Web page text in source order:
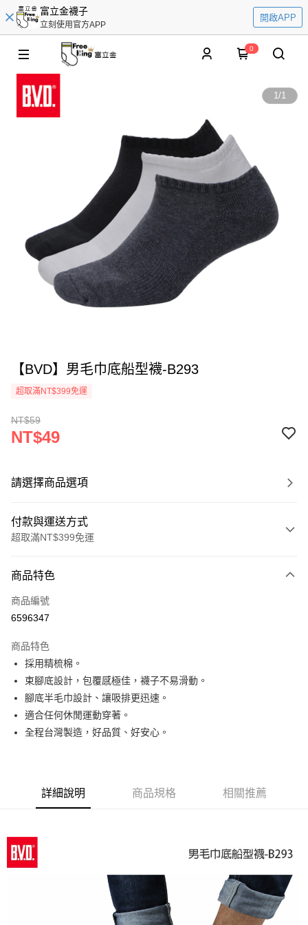
富立金襪子
立刻使用官方APP
開啟APP
0
1/1
【BVD】男毛巾底船型襪-B293
超取滿NT$399免運
NT$59
NT$49
請選擇商品選項
付款與運送方式
超取滿NT$399免運
信用卡一次付款
超商取貨付款
Apple Pay
街口支付
悠遊付
ATM付款
全家取貨付款
每筆NT$65，滿NT$399(含以上)免運費
7-11取貨付款
每筆NT$65，滿NT$399(含以上)免運費
每筆NT$100，滿NT$399(含以上)免運費
商品特色
商品編號
6596347
商品特色
採用精梳棉。
束腳底設計，包覆感極佳，襪子不易滑動。
腳底半毛巾設計、讓吸排更迅速。
適合任何休閒運動穿著。
全程台灣製造，好品質、好安心。
詳細說明 商品規格 相關推薦